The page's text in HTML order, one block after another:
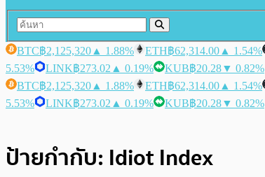
BTC฿2,125,320 ▲ 1.88% ETH฿62,314.00 ▲ 1.54%
5.53%
LINK฿273.02 ▲ 0.19% KUB฿20.28▼ 0.82%
BTC฿2,125,320 ▲ 1.88% ETH฿62,314.00 ▲ 1.54%
5.53%
LINK฿273.02 ▲ 0.19% KUB฿20.28▼ 0.82%
ป้ายกำกับ: Idiot Index